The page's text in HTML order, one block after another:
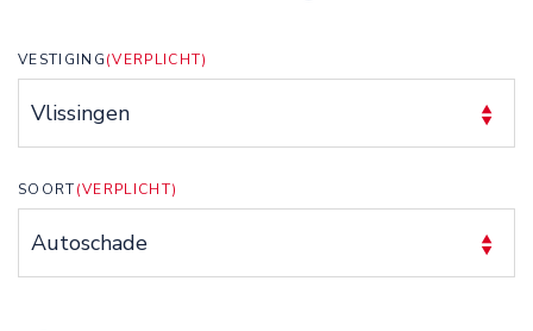
VESTIGING(VERPLICHT)
SOORT(VERPLICHT)